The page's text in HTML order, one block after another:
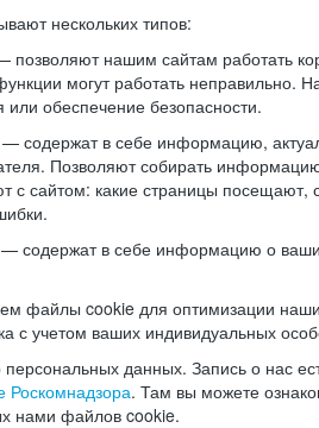
нескольких типов:
нашим сайтам работать
могут работать неправильно.
или обеспечение безопасности.
— содержат в себе информацию,
Позволяют собирать
с сайтом: какие страницы посещают,
— содержат в себе информацию о
файлы cookie для оптимизации
с учетом ваших индивидуальных
данных. Запись о нас
Роскомнадзора. Там вы можете
нами файлов cookie.